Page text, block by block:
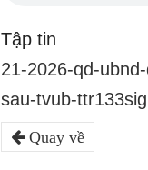
Tập tin
21-2026-qd-
sau-tvub-
Quay về